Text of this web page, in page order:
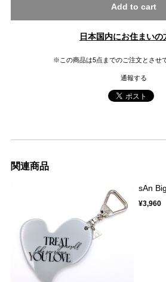
Add to cart
日本国内にお住まいの
※この商品は5点までのご注文とさせ
通報する
関連商品
sAn
¥3,960